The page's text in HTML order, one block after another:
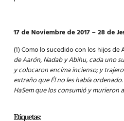
17 de Noviembre de 2017 – 28 de
(1) Como lo sucedido con los hijos de
de Aarón, Nadab y Abihu, cada uno
y colocaron encima incienso; y
extraño que Él no les había
HaSem que los consumió y murieron
Etiquetas: